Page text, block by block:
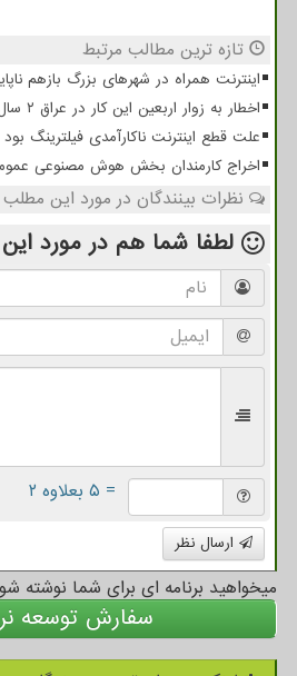
تازه ترین مطالب مرتبط
اینترنت همراه در شهرهای بزرگ بازهم
اخطار به زوار اربعین این کار در عراق ۲ سال حبس دارد
علت قطع اینترنت ناکارآمدی فیلترینگ بود
اخراج کارمندان بخش هوش مصنوعی
نظرات بینندگان در مورد این مطلب
لطفا شما هم در مورد
= ۵ بعلاوه ۲
ارسال نظر
میخواهید برنامه ای برای شما نوشته
سفارش توسعه